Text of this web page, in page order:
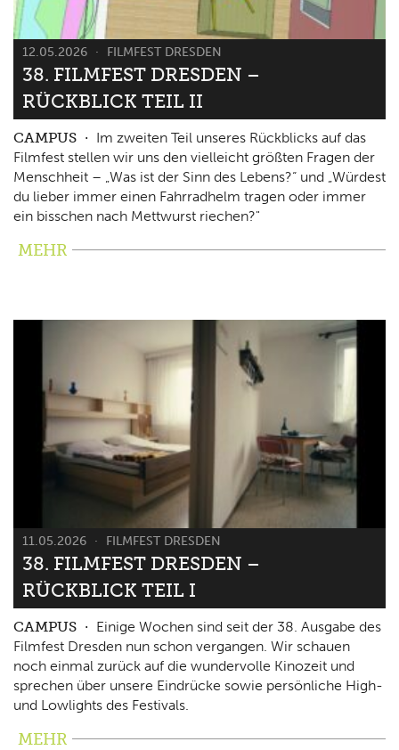
12.05.2026 FILMFEST DRESDEN
38. FILMFEST DRESDEN –
RÜCKBLICK TEIL II
CAMPUS
Im zweiten Teil unseres Rückblicks auf das
Filmfest stellen wir uns den vielleicht größten Fragen der
Menschheit – „Was ist der Sinn des Lebens?“ und „Würdest
du lieber immer einen Fahrradhelm tragen oder immer
ein bisschen nach Mettwurst riechen?"
MEHR
11.05.2026 FILMFEST DRESDEN
38. FILMFEST DRESDEN –
RÜCKBLICK TEIL I
CAMPUS
Einige Wochen sind seit der 38. Ausgabe des
Filmfest Dresden nun schon vergangen. Wir schauen
noch einmal zurück auf die wundervolle Kinozeit und
sprechen über unsere Eindrücke sowie persönliche High-
und Lowlights des Festivals.
MEHR